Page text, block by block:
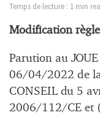
Temps de lecture : 1 min
Modification
Parution au
06/04/2022 de
CONSEIL du 5
2006/112/CE et